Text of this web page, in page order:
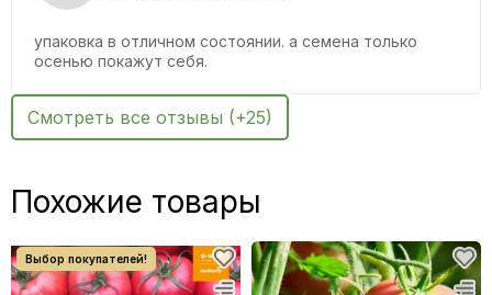
Включён в Госреестр по Российской Федерации для
индетерминантное. Лист средний, зелёной окраски.
Соцветие промежуточное. Плодоножка с сочленением.
Окраска незрелого плода зелёная, зрелого - розовая.
Число гнезд - 4-6. Масса плода - 180-210г. Вкус хороший.
упаковка в отличном состоянии. а семена только
осенью покажут себя.
Смотреть все отзывы (+25)
Похожие товары